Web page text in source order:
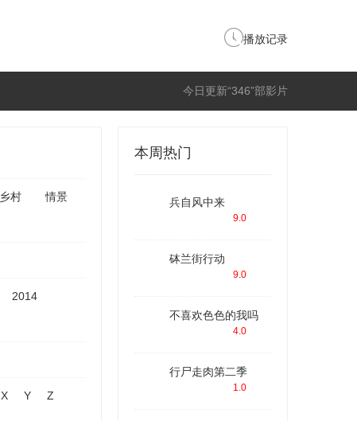
播放记录
今日更新“346”部影片
乡村 情景
2014
X Y
Z
本周热门
兵自风中来
9.0
砵兰街行动
9.0
不喜欢色色的我吗
4.0
行尸走肉第二季
1.0